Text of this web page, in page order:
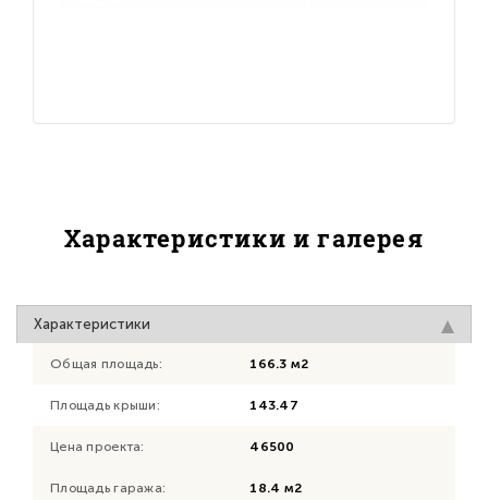
Характеристики и галерея
Характеристики
Общая площадь: 166.3 м2
Площадь крыши: 143.47
Цена проекта: 46500
Площадь гаража: 18.4 м2